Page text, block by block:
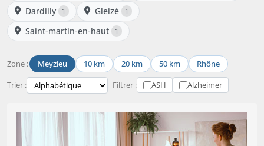
Dardilly 1 Gleizé 1
Saint-martin-en-haut 1
Zone : Meyzieu 10 km 20 km 50 km Rhône
Trier : Filtrer : ASH Alzheimer